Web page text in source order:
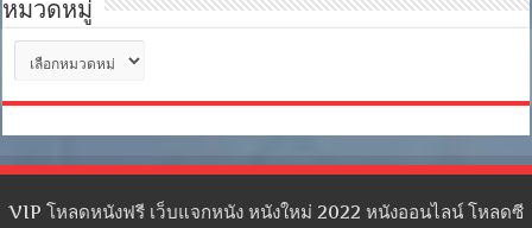
หมวดหมู่
หมู่
VIP โหลดหนังฟรี เว็บแจกหนัง หนังใหม่ 2022 หนังออนไลน์ โหลดซี